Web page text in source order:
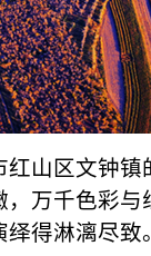
山区文钟
万千色彩
绎得淋漓尽致